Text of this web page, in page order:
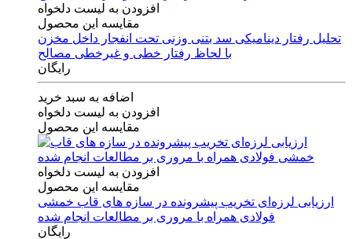
افزودن به لیست دلخواه
مقایسه این محصول
تحلیل رفتار دینامیکی سد بتنی وزنی تحت انفجار داخل مخزن
با لحاظ رفتار خطی و غیرخطی مصالح
رایگان
اضافه به سبد خرید
افزودن به لیست دلخواه
مقایسه این محصول
افزودن به لیست دلخواه
مقایسه این محصول
ارزیابی لرزه‌ای تخریب پیشرونده در سازه های قاب خمشی
فولادی همراه با مروری بر مطالعات انجام شده
رایگان